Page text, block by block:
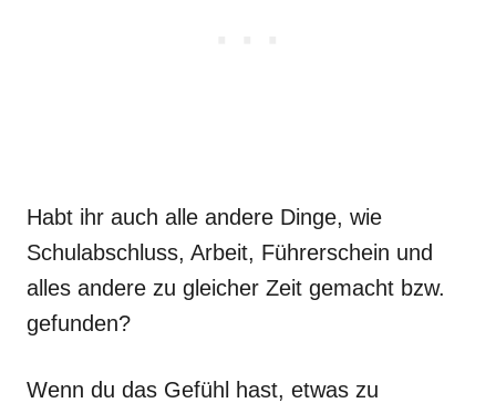
Habt ihr auch alle andere Dinge, wie
Schulabschluss, Arbeit, Führerschein und
alles andere zu gleicher Zeit gemacht bzw.
gefunden?
Wenn du das Gefühl hast, etwas zu